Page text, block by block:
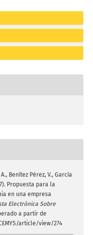
Benítez Pérez, V., García
Propuesta para la
en una empresa
Electrónica Sobre
a partir de
article/view/274